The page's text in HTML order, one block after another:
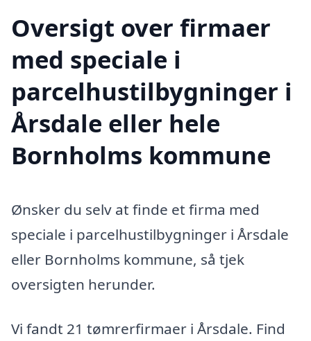
Oversigt over firmaer
med speciale i
parcelhustilbygninger i
Årsdale eller hele
Bornholms kommune
Ønsker du selv at finde et firma med
speciale i parcelhustilbygninger i Årsdale
eller Bornholms kommune, så tjek
oversigten herunder.
Vi fandt 21 tømrerfirmaer i Årsdale. Find